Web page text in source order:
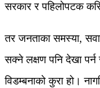
सरकार र पहिलोपटक
तर जनताका समस्या,
सक्ने लक्षण पनि देखा
विडम्बनाको कुरा हो।